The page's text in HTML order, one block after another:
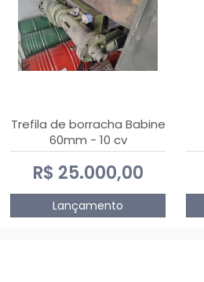
Trefila de borracha Babine
60mm - 10 cv
R$ 25.000,00
Lançamento